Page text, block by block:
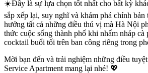
☀️Đây là sự lựa chọn tốt nhất cho bất kỳ
sắp xếp lại, suy nghĩ và khám phá chính bản
hưởng tất cả những điều thú vị mà Hà Nội
thức cuộc sống thành phố khi nhấm nháp cà
cocktail buổi tối trên ban công riêng trong
Mời bạn đến và trải nghiệm những điều
Service Apartment mang lại nhé! 💖